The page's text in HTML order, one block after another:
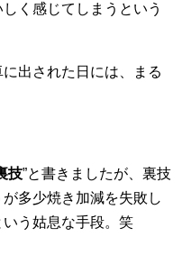
く感じてしまうという
出された日には、まる
技”と書きましたが、裏技
多少焼き加減を失敗し
う姑息な手段。笑